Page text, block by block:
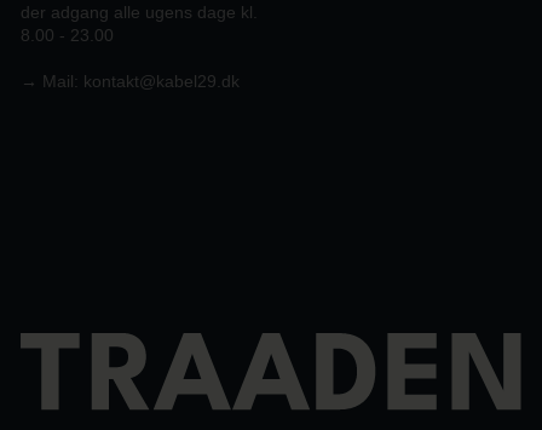
der adgang alle ugens dage kl.
8.00 - 23.00
→ Mail: kontakt@kabel29.dk